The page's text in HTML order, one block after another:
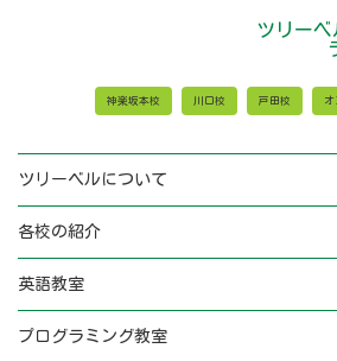
ツリー
神楽坂本校 川口校 戸田校 オ
ツリーベルについて
各校の紹介
英語教室
プログラミング教室